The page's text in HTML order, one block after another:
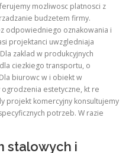
mozliwosc platnosci z
budzetem firmy.
odpowiedniego oznakowania i
projektanci uwzgledniaja
zaklad w produkcyjnych
ciezkiego transportu, o
biurowc w i obiekt w
estetyczne, kt re
projekt komercyjny konsultujemy
potrzeb. W razie
stalowych i